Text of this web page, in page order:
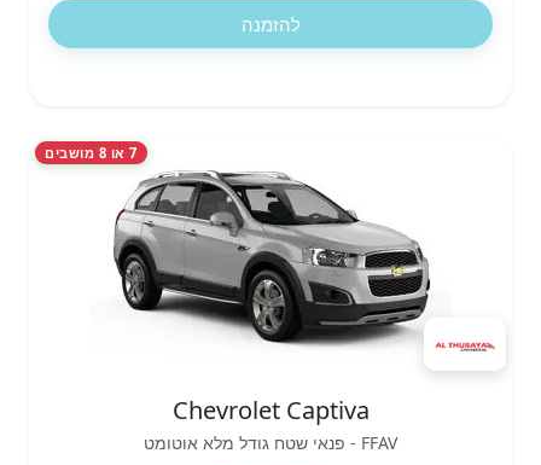
להזמנה
7 או 8 מושבים
Chevrolet Captiva
FFAV - פנאי שטח גודל מלא אוטומט